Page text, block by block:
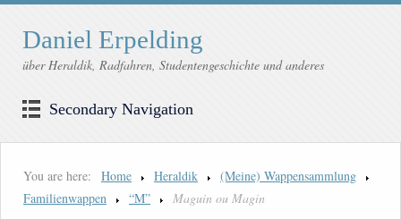
Daniel Erpelding
über Heraldik, Radfahren, Studentengeschichte und anderes
Secondary Navigation
You are here: Home Heraldik
(Meine) Wappensammlung
Familienwappen
“M” Maguin ou Magin